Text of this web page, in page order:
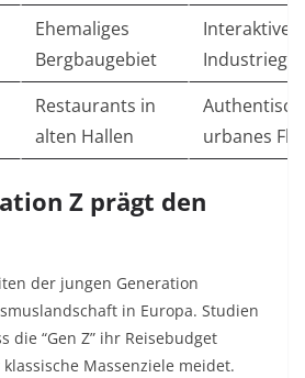
Ehemaliges
Bergbaugebiet
Interaktive
Restaurants in
alten Hallen
urbanes
Z prägt den
der jungen Generation
in Europa. Studien
die “Gen Z” ihr Reisebudget
Massenziele meidet.